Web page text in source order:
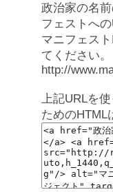
政治家の名
フェストへの
マニフェス
てください。
http://
上記URLを
ためのHTML